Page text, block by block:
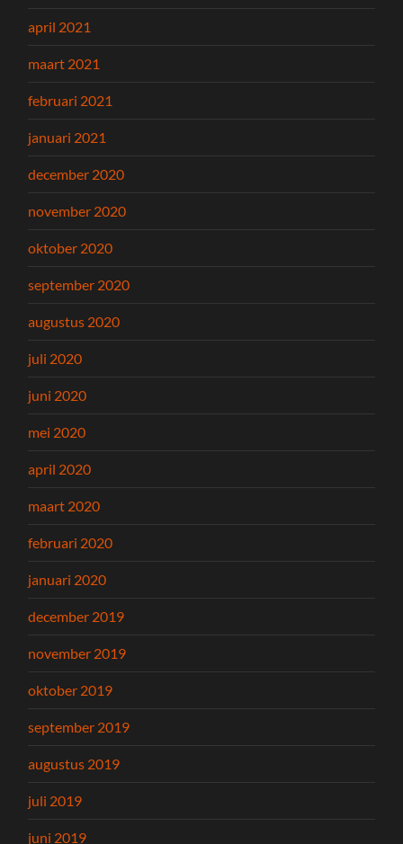
april 2021
maart 2021
februari 2021
januari 2021
december 2020
november 2020
oktober 2020
september 2020
augustus 2020
juli 2020
juni 2020
mei 2020
april 2020
maart 2020
februari 2020
januari 2020
december 2019
november 2019
oktober 2019
september 2019
augustus 2019
juli 2019
juni 2019